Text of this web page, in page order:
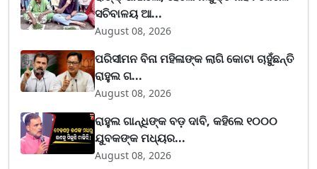
ସଚିବାଳୟ ଆ...
August 08, 2026
ପରିସୀମନ ବିନା ମହିଳାଙ୍କ ଲାଗି କୋଟା ଚାହୁଁଛନ୍ତି
ରାହୁଲ ଗ...
August 08, 2026
ରାହୁଲ ଗାନ୍ଧିଙ୍କ ବଡ଼ ଦାବି, କହିଲେ ୧୦୦୦
ଯୁବକଙ୍କ ମଧ୍ୟର...
August 08, 2026